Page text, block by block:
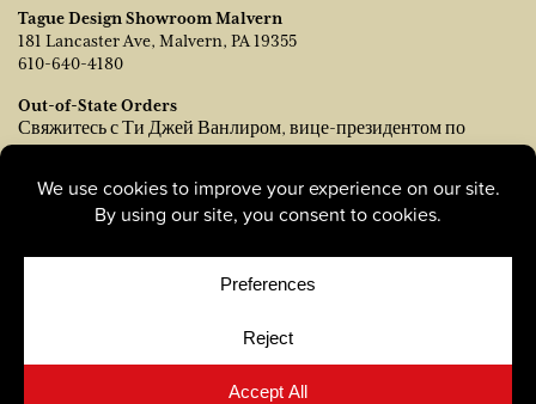
Tague Design Showroom Malvern
181 Lancaster Ave, Malvern, PA 19355
610-640-4180
Out-of-State Orders
Свяжитесь с Ти Джей Ванлиром, вице-президентом по
продажам:
215-778-6463
© Copyright 2026, Tague Lumber. |
Yellow House Design